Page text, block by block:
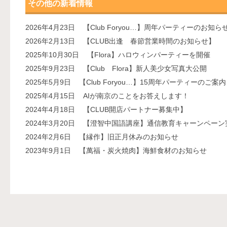
その他の新着情報
2026年4月23日
【Club Foryou…】周年パーティーのお知ら
2026年2月13日
【CLUB出逢 春節営業時間のお知らせ】
2025年10月30日
【Flora】ハロウィンパーティーを開催
2025年9月23日
【Club Flora】新人美少女写真大公開
2025年5月9日
【Club Foryou…】15周年パーティーのご案内
2025年4月15日
AIが南京のことをお答えします！
2024年4月18日
【CLUB開店パートナー募集中】
2024年3月20日
【澄智中国語講座】通信教育キャーンペーン
2024年2月6日
【縁作】旧正月休みのお知らせ
2023年9月1日
【萬福・炭火焼肉】海鮮食材のお知らせ